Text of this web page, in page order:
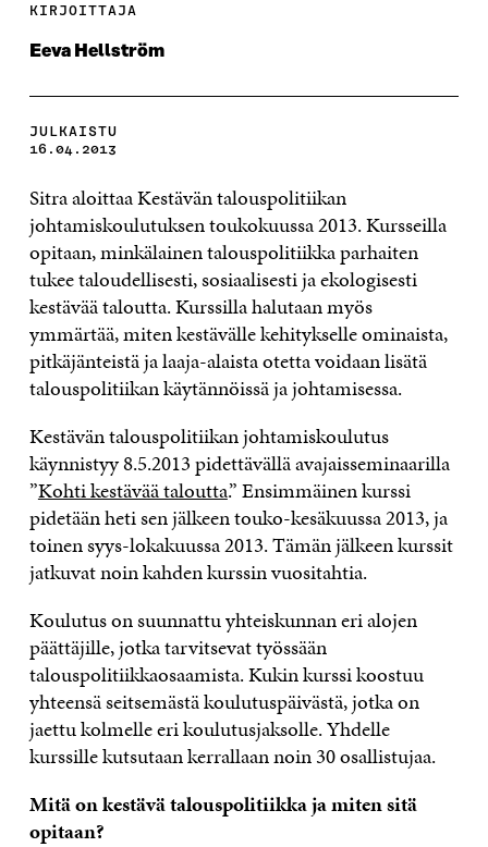
KIRJOITTAJA
Eeva Hellström
JULKAISTU
16.04.2013
Sitra aloittaa Kestävän talouspolitiikan
johtamiskoulutuksen toukokuussa 2013. Kursseilla
opitaan, minkälainen talouspolitiikka parhaiten
tukee taloudellisesti, sosiaalisesti ja ekologisesti
kestävää taloutta. Kurssilla halutaan myös
ymmärtää, miten kestävälle kehitykselle ominaista,
pitkäjänteistä ja laaja-alaista otetta voidaan lisätä
talouspolitiikan käytännöissä ja johtamisessa.
Kestävän talouspolitiikan johtamiskoulutus
käynnistyy 8.5.2013 pidettävällä avajaisseminaarilla
”Kohti kestävää taloutta.” Ensimmäinen kurssi
pidetään heti sen jälkeen touko-kesäkuussa 2013, ja
toinen syys-lokakuussa 2013. Tämän jälkeen kurssit
jatkuvat noin kahden kurssin vuositahtia.
Koulutus on suunnattu yhteiskunnan eri alojen
päättäjille, jotka tarvitsevat työssään
talouspolitiikkaosaamista. Kukin kurssi koostuu
yhteensä seitsemästä koulutuspäivästä, jotka on
jaettu kolmelle eri koulutusjaksolle. Yhdelle
kurssille kutsutaan kerrallaan noin 30 osallistujaa.
Mitä on kestävä talouspolitiikka ja miten sitä
opitaan?